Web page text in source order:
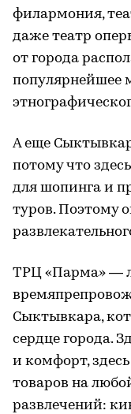
филармония,
даже театр
от города
популярнейшее
А еще
потому что
для шопинга и
туров. Поэтому
ТРЦ «Парма» —
Сыктывкара,
сердце города.
и комфорт,
товаров на
развлечений: